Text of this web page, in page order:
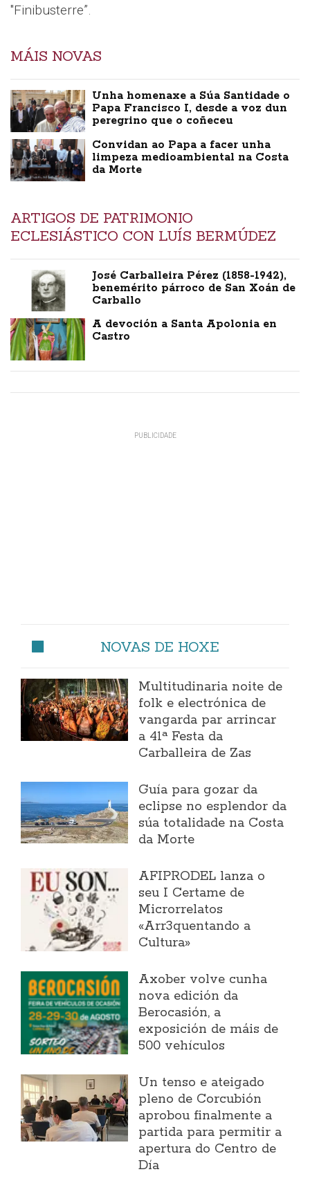
"Finibusterre”.
MÁIS NOVAS
Unha homenaxe a Súa Santidade o
Papa Francisco I, desde a voz dun
peregrino que o coñeceu
Convidan ao Papa a facer unha
limpeza medioambiental na Costa
da Morte
ARTIGOS DE PATRIMONIO
ECLESIÁSTICO CON LUÍS BERMÚDEZ
José Carballeira Pérez (1858-1942),
benemérito párroco de San Xoán de
Carballo
A devoción a Santa Apolonia en
Castro
NOVAS DE HOXE
Multitudinaria noite de
folk e electrónica de
vangarda par arrincar
a 41ª Festa da
Carballeira de Zas
Guía para gozar da
eclipse no esplendor da
súa totalidade na Costa
da Morte
AFIPRODEL lanza o
seu I Certame de
Microrrelatos
«Arr3quentando a
Cultura»
Axober volve cunha
nova edición da
Berocasión, a
exposición de máis de
500 vehículos
Un tenso e ateigado
pleno de Corcubión
aprobou finalmente a
partida para permitir a
apertura do Centro de
Día